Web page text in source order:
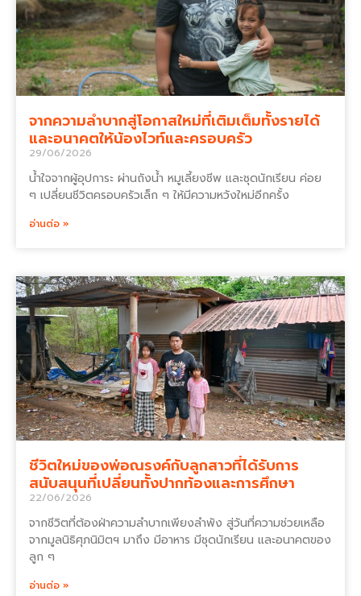
จากความลำบากสู่โอกาสใหม่ที่เติมเต็มทั้งรายได้
และอนาคตให้น้องไวท์และครอบครัว
29/06/2026
น้ำใจจากผู้อุปการะ ผ่านถังน้ำ หมูเลี้ยงชีพ และชุดนักเรียน ค่อย
ๆ เปลี่ยนชีวิตครอบครัวเล็ก ๆ ให้มีความหวังใหม่อีกครั้ง
อ่านต่อ »
ชีวิตใหม่ของพ่อณรงค์กับลูกสาวที่ได้รับการ
สนับสนุนที่เปลี่ยนทั้งปากท้องและการศึกษา
22/06/2026
จากชีวิตที่ต้องฝ่าความลำบากเพียงลำพัง สู่วันที่ความช่วยเหลือ
จากมูลนิธิศุภนิมิตฯ มาถึง มีอาหาร มีชุดนักเรียน และอนาคตของ
ลูก ๆ
อ่านต่อ »